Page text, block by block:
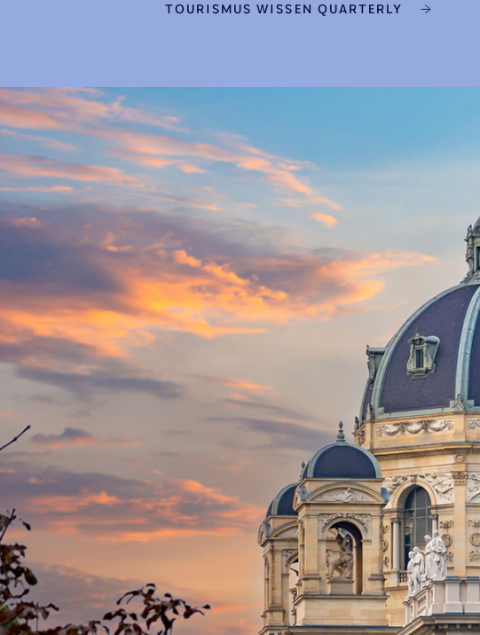
TOURISMUS WISSEN QUARTERLY